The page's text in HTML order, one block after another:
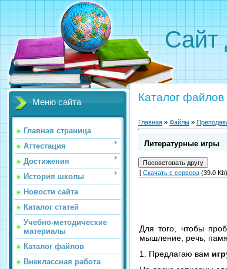
Сайт
Меню сайта
Главная страница
Аттестация
Достижения
История школы
Новости сайта
Каталог статей
Учебно-методические
материалы
Каталог файлов
Внеклассная работа
Каталог файлов
Главная » Файлы »
Литературные игры
[ Скачать с сервера (39.0
Для того, чтобы
мышление, речь,
1. Предлагаю вам